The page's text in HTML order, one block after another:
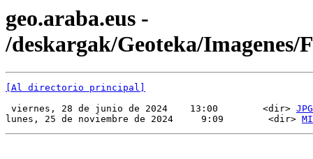
geo.araba.eus -
/deskargak/Geoteka/Imagenes/
[Al directorio principal]
viernes, 28 de junio de 2024    13:00        <dir> JPG
lunes, 25 de noviembre de 2024     9:09        <dir>